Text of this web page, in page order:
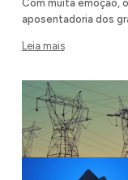
Com muita emoção,
aposentadoria dos
Leia mais